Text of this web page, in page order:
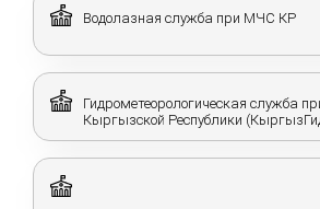
Водолазная служба при МЧС КР
Гидрометеорологическая служба
Кыргызской Республики